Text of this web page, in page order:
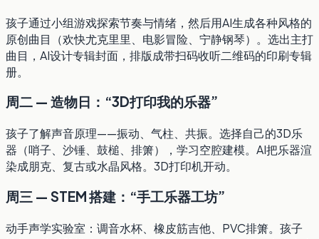
孩子通过小组游戏探索节奏与情绪，然后用AI生成各种风格的
原创曲目（欢快尤克里里、电影冒险、宁静钢琴）。选出主打
曲目，AI设计专辑封面，排版成带扫码收听二维码的印刷专辑
册。
周二 — 造物日：“3D打印我的乐器”
孩子了解声音原理——振动、气柱、共振。选择自己的3D乐
器（哨子、沙锤、鼓槌、排箫），学习空腔建模。AI把乐器渲
染成朋克、复古或水晶风格。3D打印机开动。
周三 — STEM 搭建：“手工乐器工坊”
动手声学实验室：调音水杯、橡皮筋吉他、PVC排箫。孩子